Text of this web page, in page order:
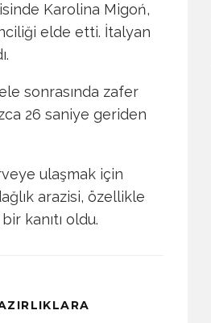
Karolina Migoń,
elde etti. İtalyan
sonrasında zafer
26 saniye geriden
ulaşmak için
arazisi, özellikle
kanıtı oldu.